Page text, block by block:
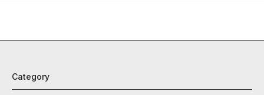
Category